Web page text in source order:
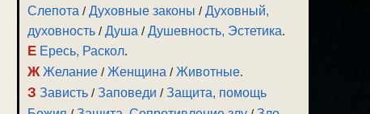
Слепота /Духовные законы /Духовный,
духовность /Душа /Душевность, Эстетика.
Е Ересь, Раскол.
Ж Желание /Женщина /Животные.
З Зависть /Заповеди /Защита, помощь